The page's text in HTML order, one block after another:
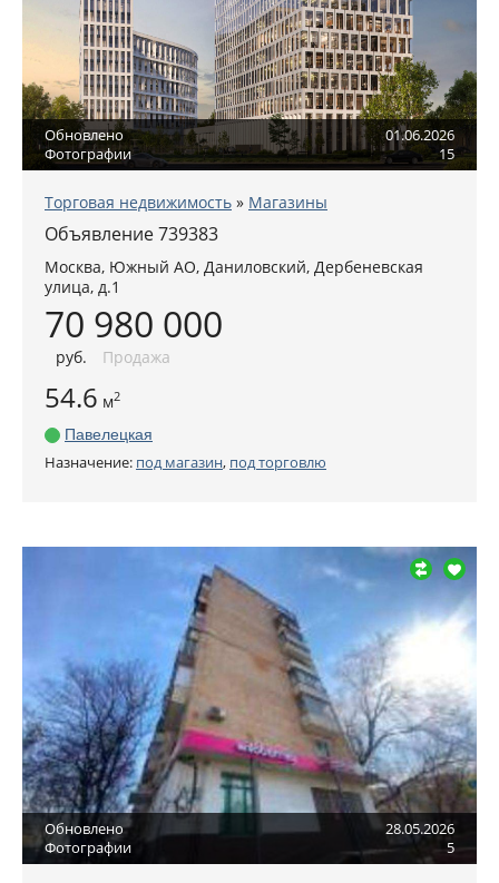
Обновлено
01.06.2026
Фотографии
15
Торговая недвижимость » Магазины
Объявление 739383
Москва, Южный АО, Даниловский, Дербеневская
улица, д.1
70 980 000
руб. Продажа
54.6 м2
Павелецкая
Назначение: под магазин, под торговлю
Обновлено
28.05.2026
Фотографии
5